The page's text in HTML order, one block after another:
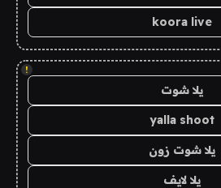
koora live
!
يلا شوت
yalla shoot
يلا شوت زون
يلا لايف